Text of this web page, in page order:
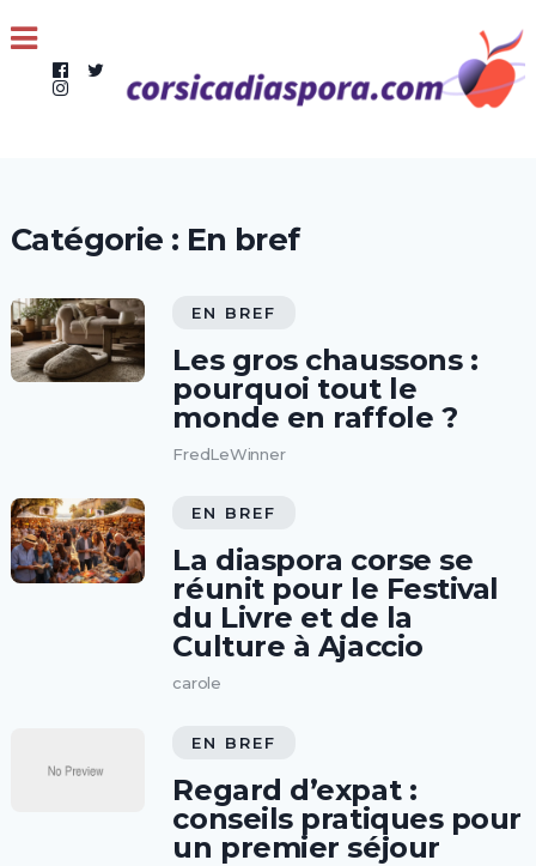
Catégorie : En bref
EN BREF
Les gros chaussons :
pourquoi tout le
monde en raffole ?
FredLeWinner
EN BREF
La diaspora corse se
réunit pour le Festival
du Livre et de la
Culture à Ajaccio
carole
EN BREF
Regard d’expat :
conseils pratiques pour
un premier séjour